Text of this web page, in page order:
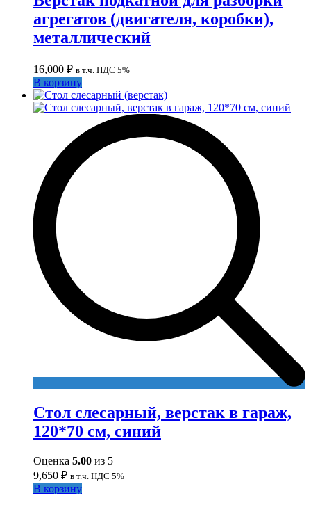
агрегатов (двигателя, коробки),
металлический
16,000 ₽ в т.ч. НДС 5%
В корзину
Стол слесарный, верстак в гараж,
120*70 см, синий
Оценка 5.00 из 5
9,650 ₽ в т.ч. НДС 5%
В корзину